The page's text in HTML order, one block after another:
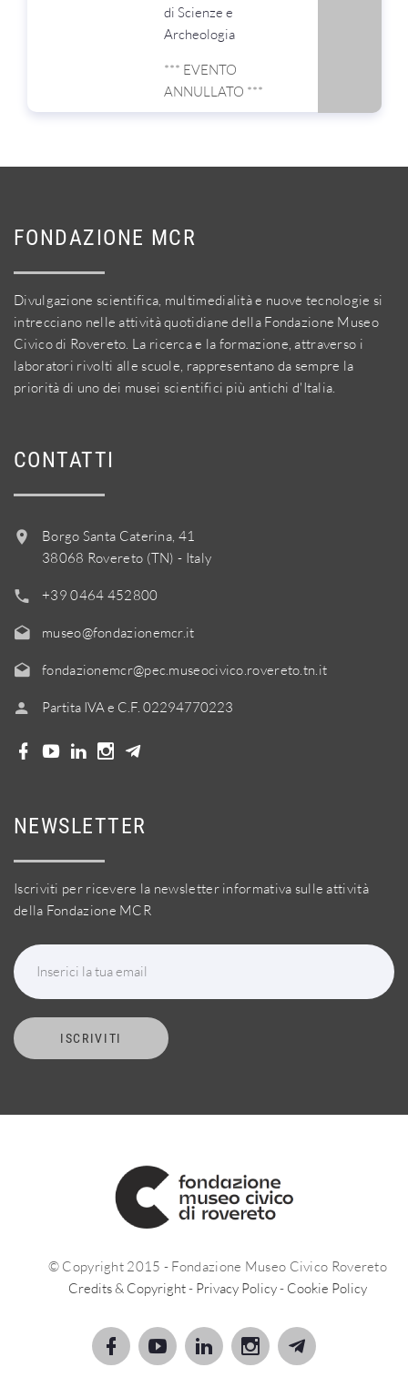
di Scienze e
Archeologia
*** EVENTO
ANNULLATO ***
FONDAZIONE MCR
Divulgazione scientifica, multimedialità e nuove tecnologie si
intrecciano nelle attività quotidiane della Fondazione Museo
Civico di Rovereto. La ricerca e la formazione, attraverso i
laboratori rivolti alle scuole, rappresentano da sempre la
priorità di uno dei musei scientifici più antichi d'Italia.
CONTATTI
Borgo Santa Caterina, 41
38068 Rovereto (TN) - Italy
+39 0464 452800
museo@fondazionemcr.it
fondazionemcr@pec.museocivico.rovereto.tn.it
Partita IVA e C.F. 02294770223
NEWSLETTER
Iscriviti per ricevere la newsletter informativa sulle attività
della Fondazione MCR
Inserici la tua email
ISCRIVITI
© Copyright 2015 - Fondazione Museo Civico Rovereto
Credits & Copyright- Privacy Policy- Cookie Policy